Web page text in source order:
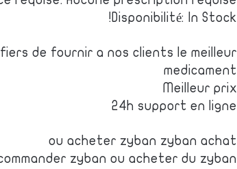
Disponibilité: In Stock!
fiers de fournir a nos clients le meilleur
medicament
Meilleur prix
24h support en ligne
ou acheter zyban zyban achat
zyban ou acheter du zyban